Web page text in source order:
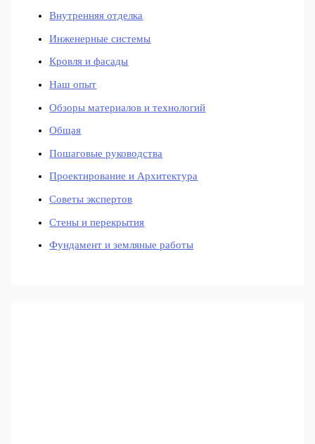
Внутренняя отделка
Инженерные системы
Кровля и фасады
Наш опыт
Обзоры материалов и технологий
Общая
Пошаговые руководства
Проектирование и Архитектура
Советы экспертов
Стены и перекрытия
Фундамент и земляные работы